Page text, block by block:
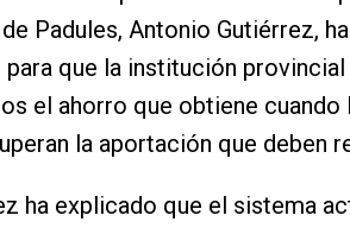
Padules, Antonio Gutiérrez,
que la institución
el ahorro que obtiene cuando
la aportación que deben
ha explicado que el sistema